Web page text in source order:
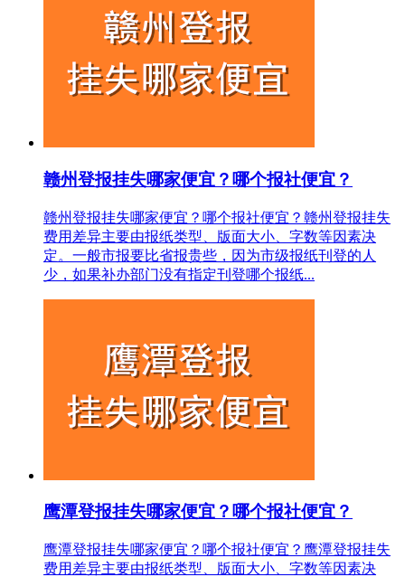
赣州登报挂失哪家便宜？哪个报社便宜？
赣州登报挂失哪家便宜？哪个报社便宜？赣州登报挂失
费用差异主要由报纸类型、版面大小、字数等因素决
定。一般市报要比省报贵些，因为市级报纸刊登的人
少，如果补办部门没有指定刊登哪个报纸...
鹰潭登报挂失哪家便宜？哪个报社便宜？
鹰潭登报挂失哪家便宜？哪个报社便宜？鹰潭登报挂失
费用差异主要由报纸类型、版面大小、字数等因素决